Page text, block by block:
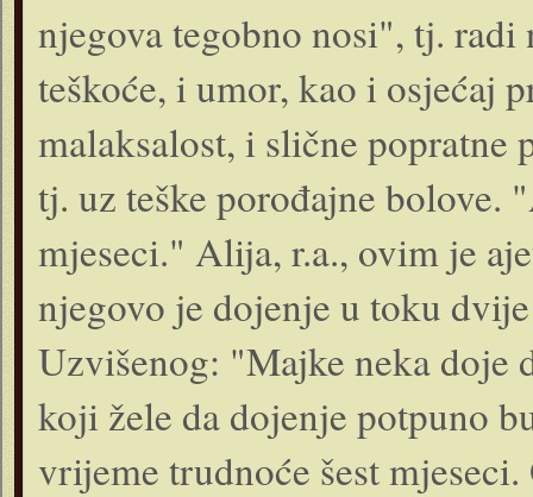
njegova tegobno nosi", tj.
teškoće, i umor, kao i osjećaj
malaksalost, i slične popratne
tj. uz teške porođajne bolove.
mjeseci." Alija, r.a., ovim je
njegovo je dojenje u toku
Uzvišenog: "Majke neka doje
koji žele da dojenje potpuno
vrijeme trudnoće šest